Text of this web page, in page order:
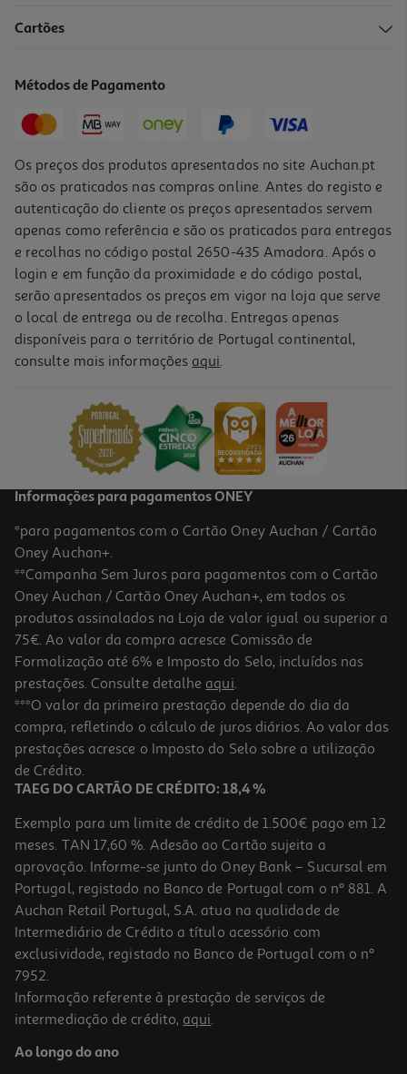
Cartões
Métodos de Pagamento
Os preços dos produtos apresentados no site Auchan.pt
são os praticados nas compras online. Antes do registo e
autenticação do cliente os preços apresentados servem
apenas como referência e são os praticados para entregas
e recolhas no código postal 2650-435 Amadora. Após o
login e em função da proximidade e do código postal,
serão apresentados os preços em vigor na loja que serve
o local de entrega ou de recolha. Entregas apenas
disponíveis para o território de Portugal continental,
consulte mais informações aqui.
Informações para pagamentos ONEY
*para pagamentos com o Cartão Oney Auchan / Cartão
Oney Auchan+.
**Campanha Sem Juros para pagamentos com o Cartão
Oney Auchan / Cartão Oney Auchan+, em todos os
produtos assinalados na Loja de valor igual ou superior a
75€. Ao valor da compra acresce Comissão de
Formalização até 6% e Imposto do Selo, incluídos nas
prestações. Consulte detalhe aqui.
***O valor da primeira prestação depende do dia da
compra, refletindo o cálculo de juros diários. Ao valor das
prestações acresce o Imposto do Selo sobre a utilização
de Crédito.
TAEG DO CARTÃO DE CRÉDITO: 18,4 %
Exemplo para um limite de crédito de 1.500€ pago em 12
meses. TAN 17,60 %. Adesão ao Cartão sujeita a
aprovação. Informe-se junto do Oney Bank – Sucursal em
Portugal, registado no Banco de Portugal com o nº 881. A
Auchan Retail Portugal, S.A. atua na qualidade de
Intermediário de Crédito a título acessório com
exclusividade, registado no Banco de Portugal com o nº
7952.
Informação referente à prestação de serviços de
intermediação de crédito, aqui.
Ao longo do ano